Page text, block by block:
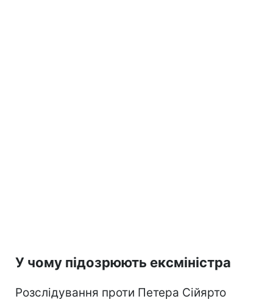
У чому підозрюють ексміністра
Розслідування проти Петера Сійярто